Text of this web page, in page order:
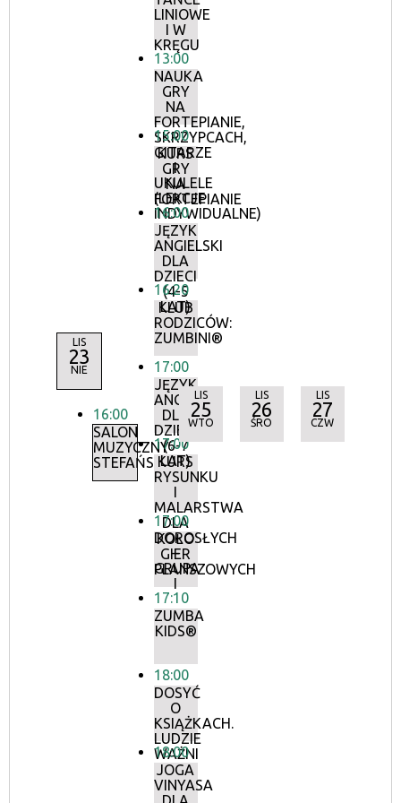
LIS
23
NIE
16:00
SALON
MUZYCZNY
STEFAŃSKICH
LINIOWE
I W
KRĘGU
13:00
NAUKA
GRY
NA
FORTEPIANIE,
SKRZYPCACH,
GITARZE
I
UKULELE
(LEKCJE
INDYWIDUALNE)
15:00
KURS
GRY
NA
FORTEPIANIE
16:00
JĘZYK
ANGIELSKI
DLA
DZIECI
(4-5
LAT)
16:20
KLUB
RODZICÓW:
ZUMBINI®
17:00
JĘZYK
ANGIELSKI
DLA
DZIECI
(6-7
LAT)
17:00
KURS
RYSUNKU
I
MALARSTWA
DLA
DOROSŁYCH
–
GRUPA
I
17:00
KOŁO
GIER
PLANSZOWYCH
17:10
ZUMBA
KIDS®
18:00
DOSYĆ
O
KSIĄŻKACH.
LUDZIE
WAŻNI
18:00
JOGA
VINYASA
LIS
25
WTO
LIS
26
ŚRO
LIS
27
CZW